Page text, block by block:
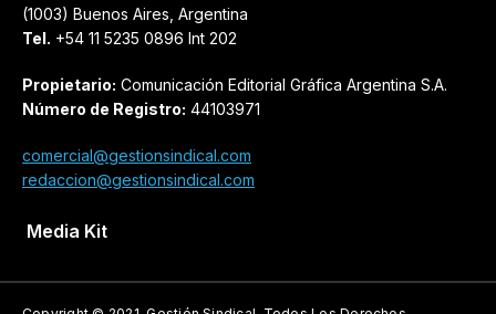
(1003) Buenos Aires, Argentina
Tel. +54 11 5235 0896 Int 202
Propietario: Comunicación Editorial Gráfica Argentina S.A.
Número de Registro: 44103971
comercial@gestionsindical.com
redaccion@gestionsindical.com
Media Kit